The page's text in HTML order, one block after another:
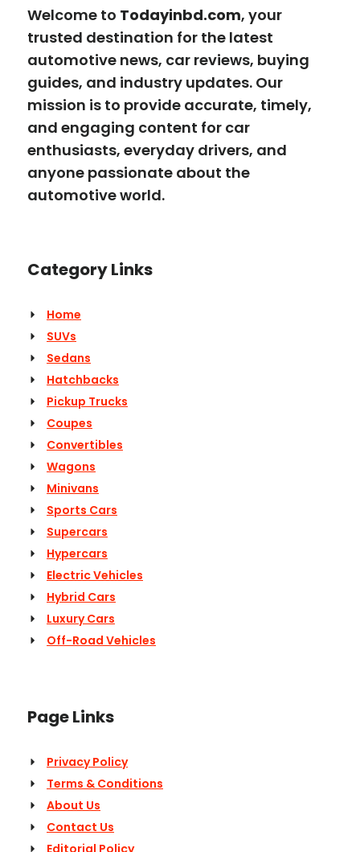
Welcome to Todayinbd.com, your
trusted destination for the latest
automotive news, car reviews, buying
guides, and industry updates. Our
mission is to provide accurate, timely,
and engaging content for car
enthusiasts, everyday drivers, and
anyone passionate about the
automotive world.
Category Links
Home
SUVs
Sedans
Hatchbacks
Pickup Trucks
Coupes
Convertibles
Wagons
Minivans
Sports Cars
Supercars
Hypercars
Electric Vehicles
Hybrid Cars
Luxury Cars
Off-Road Vehicles
Page Links
Privacy Policy
Terms & Conditions
About Us
Contact Us
Editorial Policy